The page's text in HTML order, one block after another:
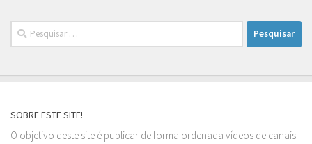
Pesquisar
por:
SOBRE ESTE SITE!
O objetivo deste site é publicar de forma ordenada vídeos de canais